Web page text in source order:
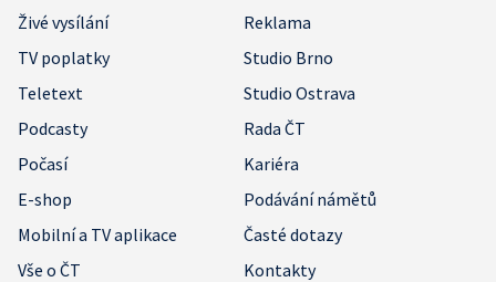
Živé vysílání
Reklama
TV poplatky
Studio Brno
Teletext
Studio Ostrava
Podcasty
Rada ČT
Počasí
Kariéra
E-shop
Podávání námětů
Mobilní a TV aplikace
Časté dotazy
Vše o ČT
Kontakty